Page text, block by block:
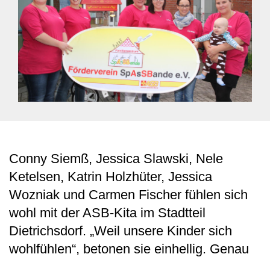
Conny Siemß, Jessica Slawski, Nele
Ketelsen, Katrin Holzhüter, Jessica
Wozniak und Carmen Fischer fühlen sich
wohl mit der ASB-Kita im Stadtteil
Dietrichsdorf. „Weil unsere Kinder sich
wohlfühlen“, betonen sie einhellig. Genau